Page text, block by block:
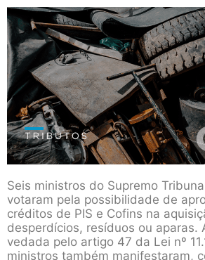
Seis ministros do Supremo
votaram pela possibilidade de
créditos de PIS e Cofins na
desperdícios, resíduos ou aparas.
vedada pelo artigo 47 da Lei nº
ministros também manifestaram,